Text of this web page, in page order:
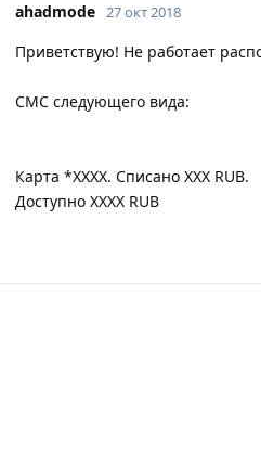
ahadmode 27 окт 2018
Приветствую! Не работает
СМС следующего вида:
Карта *ХХХХ. Списано ХХХ RUB.
Доступно ХХХХ RUB